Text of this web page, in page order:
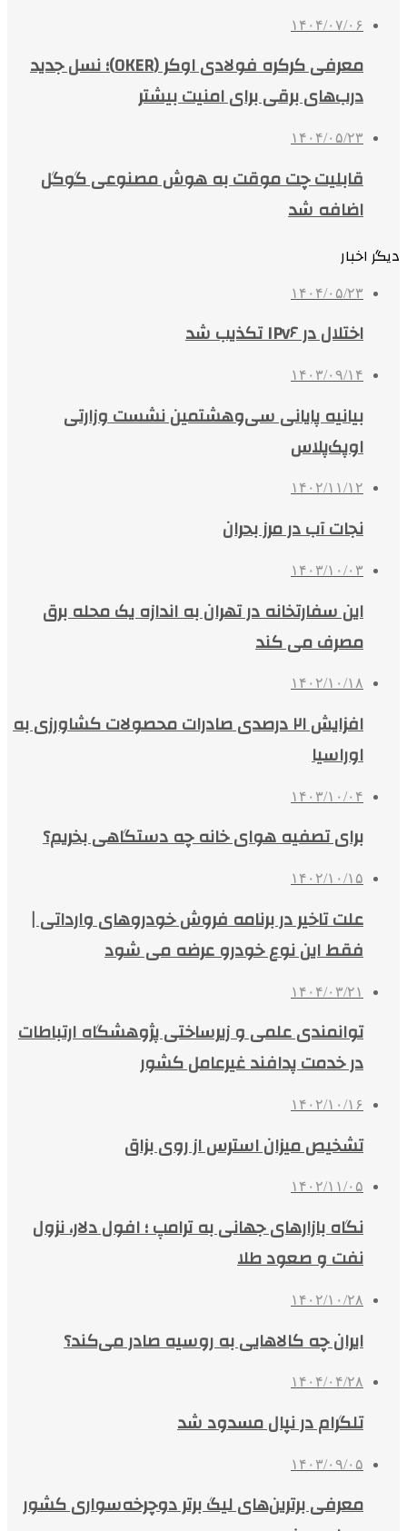
۱۴۰۴/۰۷/۰۶
معرفی کرکره فولادی اوکر (OKER)؛ نسل جدید
درب‌های برقی برای امنیت بیشتر
۱۴۰۴/۰۵/۲۳
قابلیت چت موقت به هوش مصنوعی گوگل
اضافه شد
دیگر اخبار
۱۴۰۴/۰۵/۲۳
اختلال در IPv۶ تکذیب شد
۱۴۰۳/۰۹/۱۴
بیانیه پایانی سی‌وهشتمین نشست وزارتی
اوپک‌پلاس
۱۴۰۲/۱۱/۱۲
نجات آب در مرز بحران
۱۴۰۳/۱۰/۰۳
این سفارتخانه در تهران به اندازه یک محله برق
مصرف می کند
۱۴۰۲/۱۰/۱۸
افزایش ۲۱ درصدی صادرات محصولات کشاورزی به
اوراسیا
۱۴۰۳/۱۰/۰۴
برای تصفیه هوای خانه چه دستگاهی بخریم؟
۱۴۰۲/۱۰/۱۵
علت تاخیر در برنامه فروش خودروهای وارداتی |
فقط این نوع خودرو عرضه می شود
۱۴۰۴/۰۳/۲۱
توانمندی علمی و زیرساختی پژوهشگاه ارتباطات
در خدمت پدافند غیرعامل کشور
۱۴۰۲/۱۰/۱۶
تشخیص میزان استرس از روی بزاق
۱۴۰۲/۱۱/۰۵
نگاه بازارهای جهانی به ترامپ ؛ افول دلار، نزول
نفت و صعود طلا
۱۴۰۲/۱۰/۲۸
ایران چه کالاهایی به روسیه صادر می‌کند؟
۱۴۰۴/۰۴/۲۸
تلگرام در نپال مسدود شد
۱۴۰۳/۰۹/۰۵
معرفی برترین‌های لیگ برتر دوچرخه‌سواری کشور